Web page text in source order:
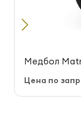
Медбол
Цена по